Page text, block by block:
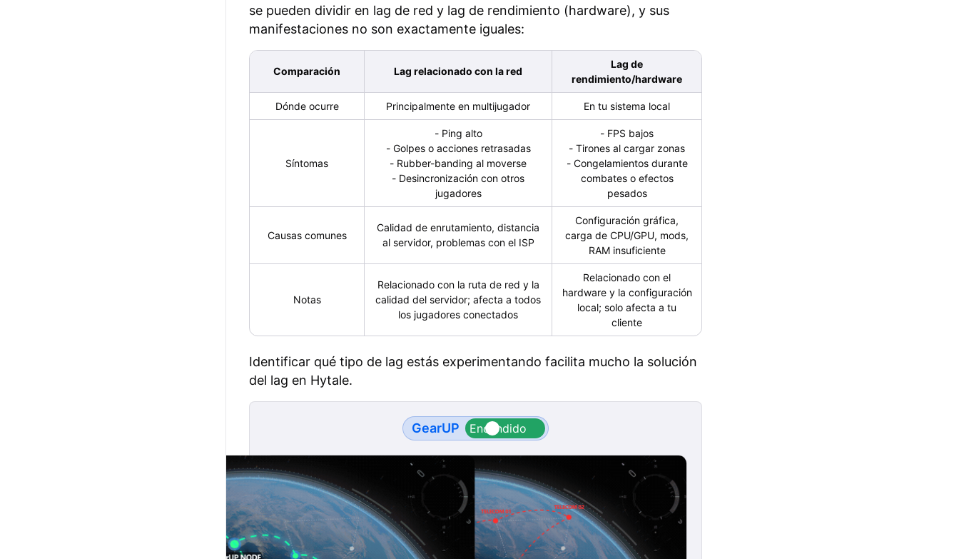
se pueden dividir en lag de red y lag de rendimiento (hardware), y sus
manifestaciones no son exactamente iguales:
Comparación Lag relacionado con la red
Lag de
rendimiento/hardware
Dónde ocurre Principalmente en multijugador En tu sistema local
Síntomas
- Ping alto
- Golpes o acciones retrasadas
- Rubber-banding al moverse
- Desincronización con otros
jugadores
- FPS bajos
- Tirones al cargar zonas
- Congelamientos durante
combates o efectos
pesados
Causas comunes
Calidad de enrutamiento, distancia
al servidor, problemas con el ISP
Configuración gráfica,
carga de CPU/GPU, mods,
RAM insuficiente
Notas
Relacionado con la ruta de red y la
calidad del servidor; afecta a todos
los jugadores conectados
Relacionado con el
hardware y la configuración
local; solo afecta a tu
cliente
Identificar qué tipo de lag estás experimentando facilita mucho la solución
del lag en Hytale.
GearUP